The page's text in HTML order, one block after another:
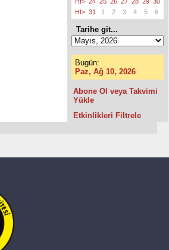
Hf> 31 1 2 3 4 5 6
Tarihe git...
Bugün:
Paz, Ağ 10, 2026
Abone Ol veya Takvimi
Yükle
Etkinlikleri Filtrele